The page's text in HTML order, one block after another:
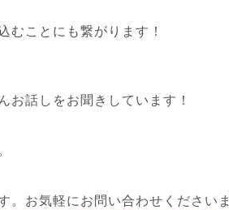
むことにも繋がります！
お話しをお聞きしています！
お気軽にお問い合わせくださいま